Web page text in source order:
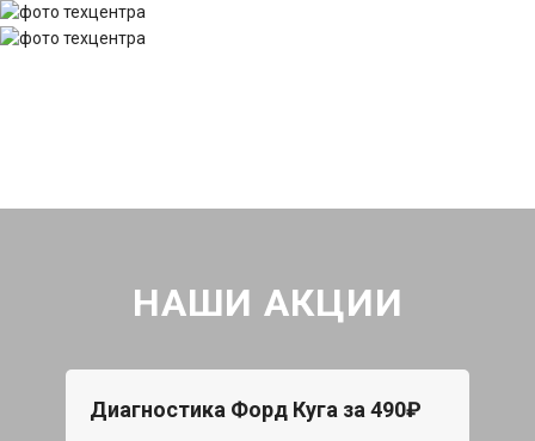
НАШИ АКЦИИ
Диагностика Форд Куга за 490₽